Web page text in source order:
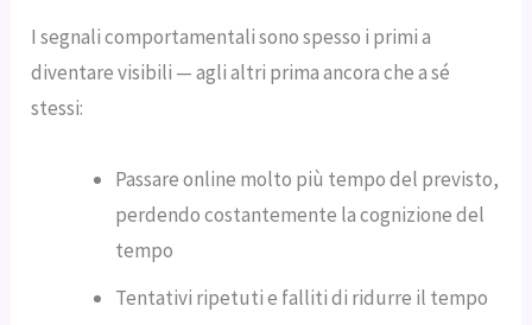
I segnali comportamentali sono spesso i primi a
diventare visibili — agli altri prima ancora che a sé
stessi:
Passare online molto più tempo del previsto,
perdendo costantemente la cognizione del
tempo
Tentativi ripetuti e falliti di ridurre il tempo